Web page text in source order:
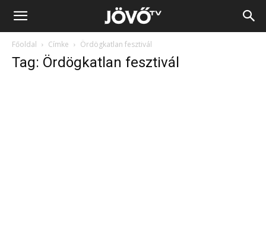
Jövő
Főoldal Címke Ördögkatlan fesztivál
Tag: Ördögkatlan fesztivál